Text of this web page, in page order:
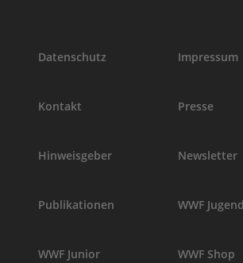
Datenschutz Impressum
Kontakt Presse
Hinweisgeber Newsletter
Publikationen WWF Jugend
WWF Junior WWF Shop